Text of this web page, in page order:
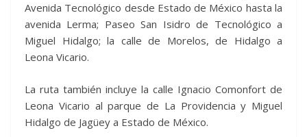
Avenida Tecnológico desde Estado de México hasta la
avenida Lerma; Paseo San Isidro de Tecnológico a
Miguel Hidalgo; la calle de Morelos, de Hidalgo a
Leona Vicario.
La ruta también incluye la calle Ignacio Comonfort de
Leona Vicario al parque de La Providencia y Miguel
Hidalgo de Jagüey a Estado de México.